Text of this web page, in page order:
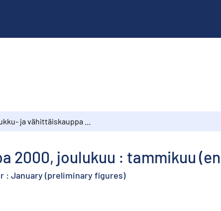
2000, joulukuu : tammikuu
: January (preliminary figures)